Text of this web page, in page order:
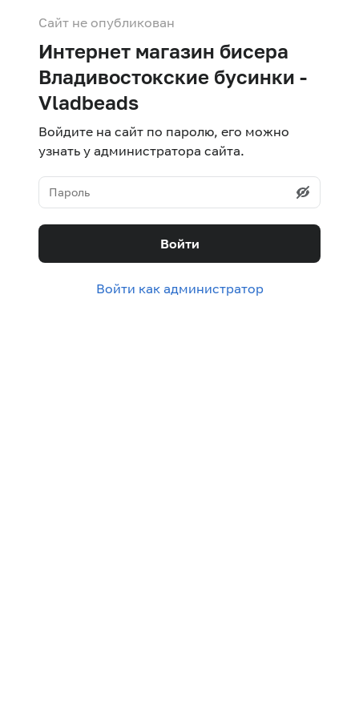
Сайт не опубликован
Интернет магазин бисера
Владивостокские бусинки -
Vladbeads
Войдите на сайт по паролю, его можно
узнать у администратора сайта.
Войти
Войти как администратор